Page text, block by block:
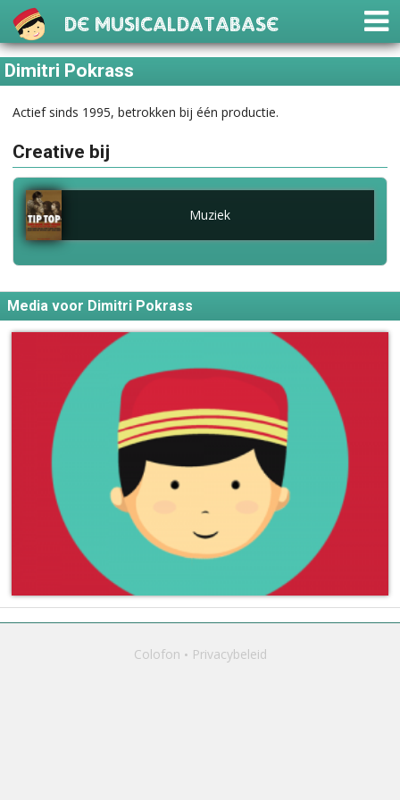
De Musicaldatabase
Dimitri Pokrass
Actief sinds 1995, betrokken bij één productie.
Creative bij
Muziek
Media voor Dimitri Pokrass
Colofon Privacybeleid